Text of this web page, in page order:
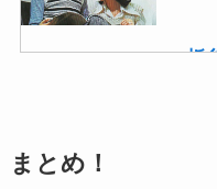
板
まとめ！